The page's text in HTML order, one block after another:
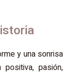
y una sonrisa
pasión,